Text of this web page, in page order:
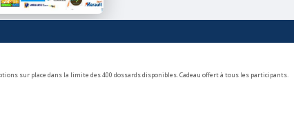
sur place dans la limite des 400 dossards disponibles. Cadeau offert à tous les participants.